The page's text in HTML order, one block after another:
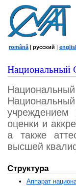
română | русский |
Национальный
учреждением
оценки и
а также
высшей
Структура
Аппарат